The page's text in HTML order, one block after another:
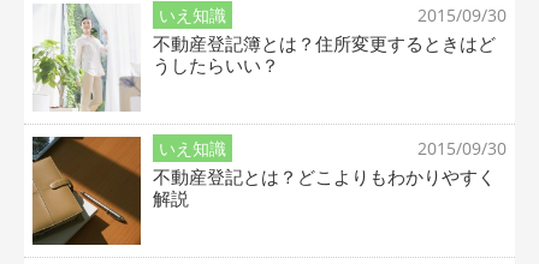
いえ知識 2015/09/30
不動産登記簿とは？住所変更するときはど
うしたらいい？
いえ知識 2015/09/30
不動産登記とは？どこよりもわかりやすく
解説